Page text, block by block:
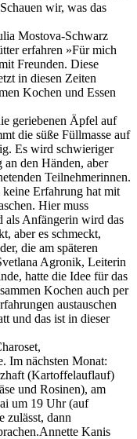
wir, was das
Mostova-Schwarz
erfahren »Für mich
Freunden. Diese
in diesen Zeiten
Kochen und Essen
geriebenen Äpfel auf
die süße Füllmasse auf
Es wird schwieriger
den Händen, aber
Teilnehmerinnen.
Erfahrung hat mit
Hier muss
als Anfängerin wird das
aber es schmeckt,
die am späteren
Agronik, Leiterin
hatte die Idee für das
Kochen auch per
austauschen
und das ist in dieser
Im nächsten Monat:
(Kartoffelauflauf)
und Rosinen), am
um 19 Uhr (auf
zulässt, dann
Kanis